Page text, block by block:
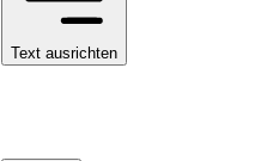
Text ausrichten